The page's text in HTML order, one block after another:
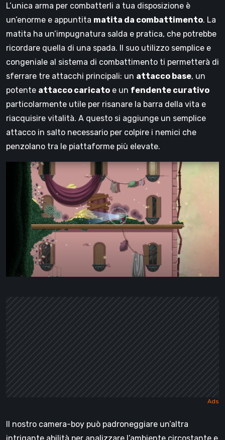
L’unica arma per combatterli a tua disposizione è
un’enorme e appuntita matita da combattimento. La
matita ha un’impugnatura salda e pratica, che potrebbe
ricordare quella di una spada. Il suo utilizzo semplice e
congeniale al sistema di combattimento ti permetterà di
sferrare tre attacchi principali: un attacco base, un
potente attacco caricato e un fendente curativo
particolarmente utile per risanare la barra della vita e
riacquisire vitalità. A questo si aggiunge un semplice
attacco in salto necessario per colpire i nemici che
penzolano tra le piattaforme più elevate.
Il nostro camera-boy può padroneggiare un’altra